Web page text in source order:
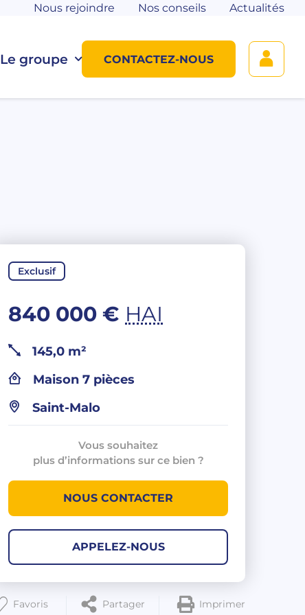
Le groupe
Nous rejoindre Nos conseils Actualités
CONTACTEZ-NOUS
Exclusif
840 000 € HAI
145,0 m²
Maison 7 pièces
Saint-Malo
Vous souhaitez
plus d’informations sur ce bien ?
NOUS CONTACTER
APPELEZ-NOUS
Favoris Partager Imprimer